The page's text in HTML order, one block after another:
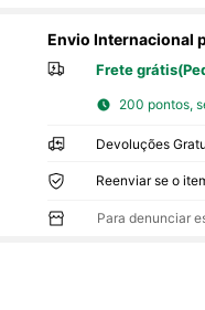
Envio Internacional
Frete
200 pontos,
Devoluções
Reenviar se o
Para denunciar